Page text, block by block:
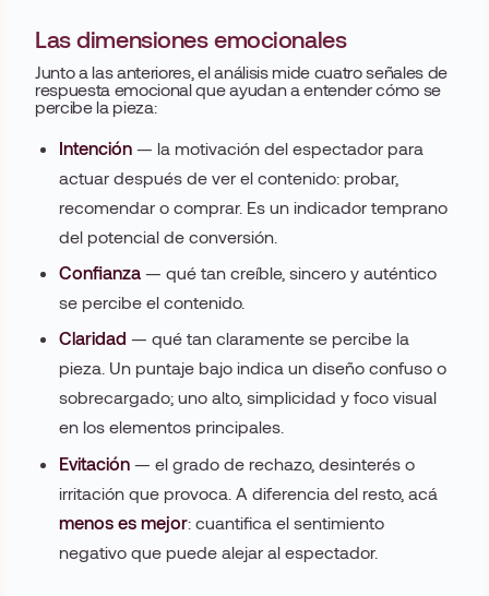
Las dimensiones emocionales
Junto a las anteriores, el análisis mide cuatro señales de
respuesta emocional que ayudan a entender cómo se
percibe la pieza:
Intención— la motivación del espectador para
actuar después de ver el contenido: probar,
recomendar o comprar. Es un indicador temprano
del potencial de conversión.
Confianza— qué tan creíble, sincero y auténtico
se percibe el contenido.
Claridad — qué tan claramente se percibe la
pieza. Un puntaje bajo indica un diseño confuso o
sobrecargado; uno alto, simplicidad y foco visual
en los elementos principales.
Evitación— el grado de rechazo, desinterés o
irritación que provoca. A diferencia del resto, acá
menos es mejor: cuantifica el sentimiento
negativo que puede alejar al espectador.